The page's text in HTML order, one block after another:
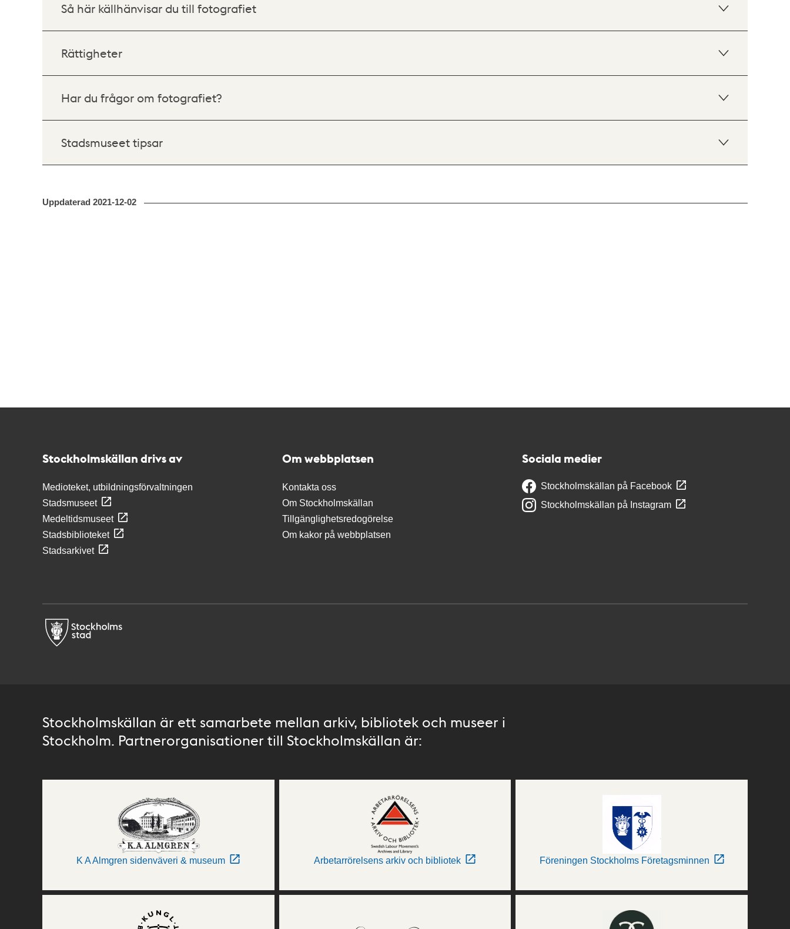
Så här källhänvisar du till fotografiet
Rättigheter
Har du frågor om fotografiet?
Stadsmuseet tipsar
Uppdaterad 2021-12-02
Stockholmskällan drivs av
Medioteket, utbildningsförvaltningen
Stadsmuseet
Medeltidsmuseet
Stadsbiblioteket
Stadsarkivet
Om webbplatsen
Kontakta oss
Om Stockholmskällan
Tillgänglighetsredogörelse
Om kakor på webbplatsen
Sociala medier
Stockholmskällan på Facebook
Stockholmskällan på Instagram
Stockholmskällan är ett samarbete mellan arkiv, bibliotek och museer i
Stockholm. Partnerorganisationer till Stockholmskällan är:
K A Almgren sidenväveri & museum Arbetarrörelsens arkiv och bibliotek Föreningen Stockholms Företagsminnen